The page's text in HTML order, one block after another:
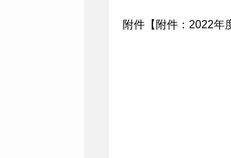
附件【 附件：2022年